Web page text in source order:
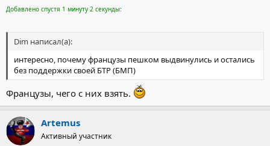
Добавлено спустя 1 минуту 2 секунды:
Dim написал(а):
интересно, почему французы пешком выдвинулись и остались
без поддержки своей БТР (БМП)
Французы, чего с них взять.
Artemus
Активный участник